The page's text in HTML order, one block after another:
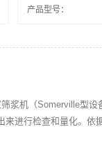
产品型号：
浆机（Somerville型
进行检查和量化。依